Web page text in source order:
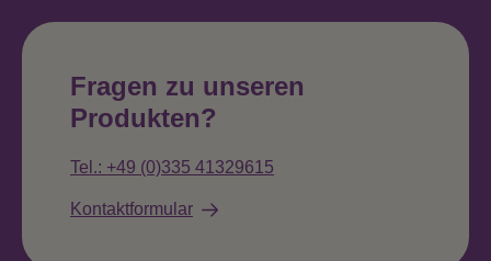
Fragen zu unseren
Produkten?
Tel.: +49 (0)335 41329615
Kontaktformular